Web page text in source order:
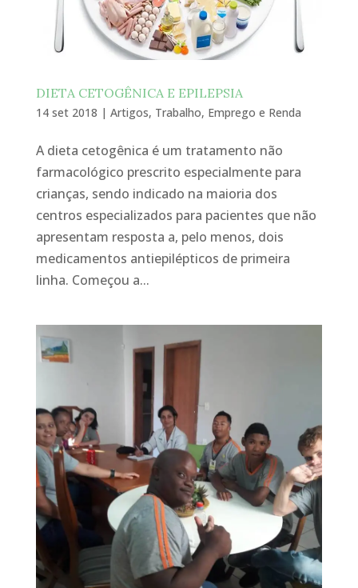
DIETA CETOGÊNICA E EPILEPSIA
14 set 2018 | Artigos, Trabalho, Emprego e Renda
A dieta cetogênica é um tratamento não
farmacológico prescrito especialmente para
crianças, sendo indicado na maioria dos
centros especializados para pacientes que não
apresentam resposta a, pelo menos, dois
medicamentos antiepilépticos de primeira
linha. Começou a...